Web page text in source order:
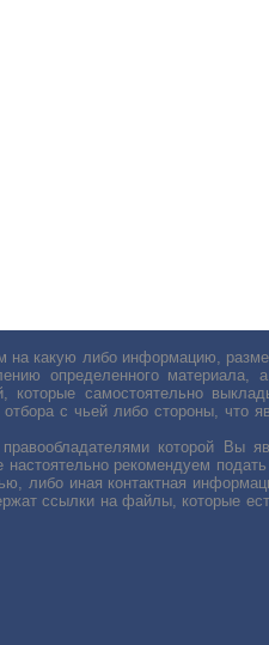
на какую либо информацию,
определенного материала, а
самостоятельно
с чьей либо стороны, что
которой Вы
настоятельно рекомендуем
либо иная контактная
ссылки на файлы, которые